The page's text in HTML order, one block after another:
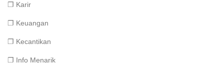
❐ Karir
❐ Keuangan
❐ Kecantikan
❐ Info Menarik